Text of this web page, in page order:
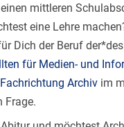
mitt­le­ren
eine Lehre
Dich der Beruf
für Me­di­en- und
Ar­chiv im
Frage.